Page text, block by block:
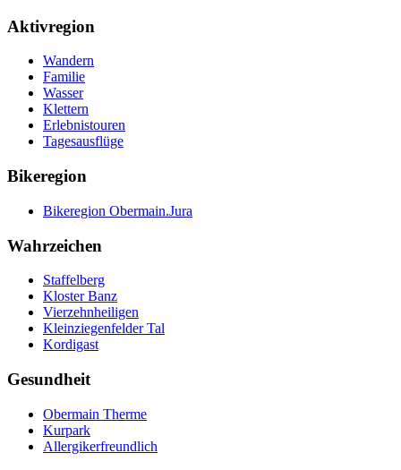
Aktivregion
Wandern
Familie
Wasser
Klettern
Erlebnistouren
Tagesausflüge
Bikeregion
Bikeregion Obermain.Jura
Wahrzeichen
Staffelberg
Kloster Banz
Vierzehnheiligen
Kleinziegenfelder Tal
Kordigast
Gesundheit
Obermain Therme
Kurpark
Allergikerfreundlich